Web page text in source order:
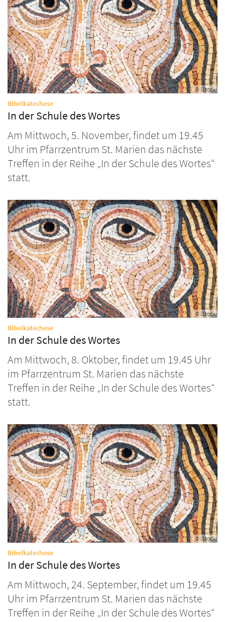
© iStock
Bibelkatechese:
In der Schule des Wortes
Am Mittwoch, 5. November, findet um 19.45
Uhr im Pfarrzentrum St. Marien das nächste
Treffen in der Reihe „In der Schule des Wortes“
statt.
© iStock
Bibelkatechese:
In der Schule des Wortes
Am Mittwoch, 8. Oktober, findet um 19.45 Uhr
im Pfarrzentrum St. Marien das nächste
Treffen in der Reihe „In der Schule des Wortes“
statt.
© iStock
Bibelkatechese:
In der Schule des Wortes
Am Mittwoch, 24. September, findet um 19.45
Uhr im Pfarrzentrum St. Marien das nächste
Treffen in der Reihe „In der Schule des Wortes“